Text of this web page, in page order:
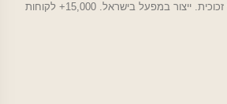
טפטים, מדבקות קיר וציפויי זכוכית. ייצור במפעל בישראל. 15,000+ לקוחות